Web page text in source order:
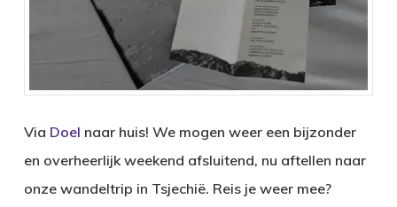
Via Doel naar huis! We mogen weer een bijzonder
en overheerlijk weekend afsluitend, nu aftellen naar
onze wandeltrip in Tsjechië. Reis je weer mee?